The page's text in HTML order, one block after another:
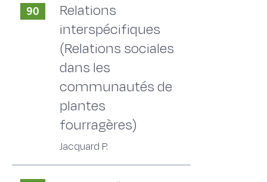
90
Relations
interspécifiques
(Relations sociales
dans les
communautés de
plantes
fourragères)
Jacquard P.